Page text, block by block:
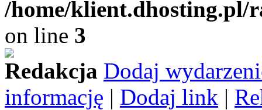
/home/
on line 3
Redakcja Dodaj
informację | Dodaj link |